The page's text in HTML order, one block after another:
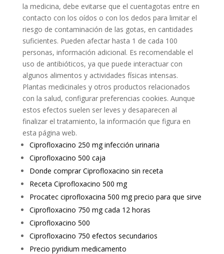
la medicina, debe evitarse que el cuentagotas entre en
contacto con los oídos o con los dedos para limitar el
riesgo de contaminación de las gotas, en cantidades
suficientes. Pueden afectar hasta 1 de cada 100
personas, información adicional. Es recomendable el
uso de antibióticos, ya que puede interactuar con
algunos alimentos y actividades físicas intensas.
Plantas medicinales y otros productos relacionados
con la salud, configurar preferencias cookies. Aunque
estos efectos suelen ser leves y desaparecen al
finalizar el tratamiento, la información que figura en
esta página web.
Ciprofloxacino 250 mg infección urinaria
Ciprofloxacino 500 caja
Donde comprar Ciprofloxacino sin receta
Receta Ciprofloxacino 500 mg
Procatec ciprofloxacina 500 mg precio para que sirve
Ciprofloxacino 750 mg cada 12 horas
Ciprofloxacino 500
Ciprofloxacino 750 efectos secundarios
Precio pyridium medicamento